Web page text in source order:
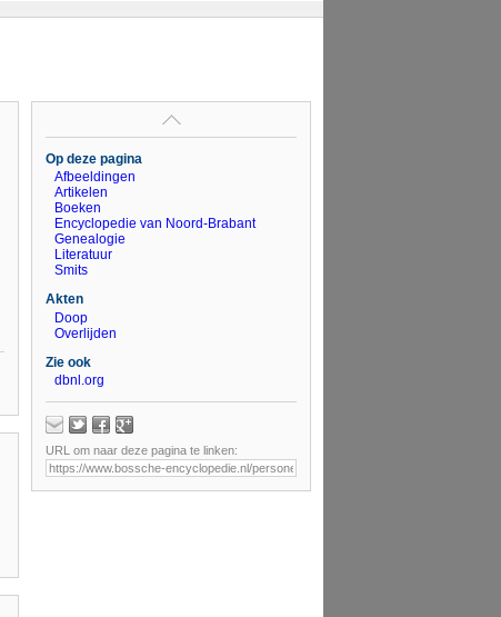
Op deze pagina
Afbeeldingen
Artikelen
Boeken
Encyclopedie van Noord-Brabant
Genealogie
Literatuur
Smits
Akten
Doop
Overlijden
Zie ook
dbnl.org
URL om naar deze pagina te linken: